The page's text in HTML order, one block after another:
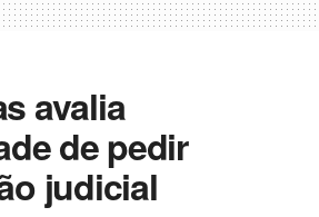
avalia
de pedir
judicial